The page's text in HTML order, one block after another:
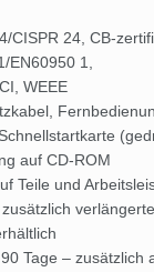
CISPR 24, CB-
EN60950 1,
WEEE
auf CD-ROM
Teile und
verlängerte
90 Tage – zusätzlich